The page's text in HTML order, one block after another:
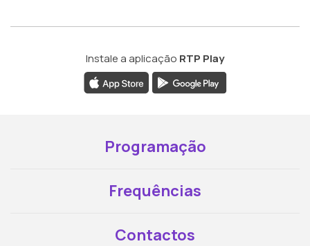
Instale a aplicação RTP Play
Programação
Frequências
Contactos